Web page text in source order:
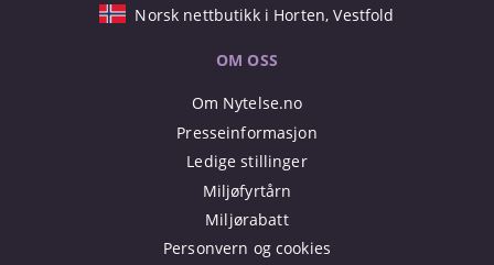
Norsk nettbutikk i Horten, Vestfold
OM OSS
Om Nytelse.no
Presseinformasjon
Ledige stillinger
Miljøfyrtårn
Miljørabatt
Personvern og cookies